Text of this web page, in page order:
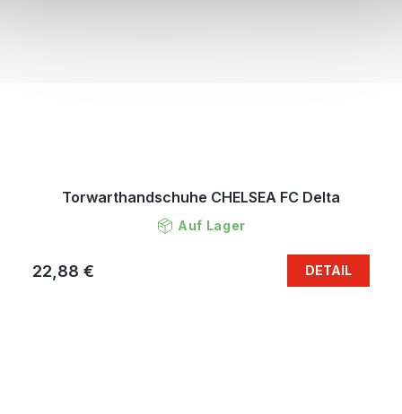
Torwarthandschuhe CHELSEA FC Delta
Auf Lager
22,88 € DETAIL